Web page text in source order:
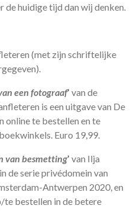
huidige tijd dan wij denken.
(met zijn schriftelijke
een fotograaf’ van de
is een uitgave van De
online te bestellen en te
Euro 19,99.
van besmetting’ van Ilja
de serie privédomein van
Antwerpen 2020, en
te bestellen in de betere